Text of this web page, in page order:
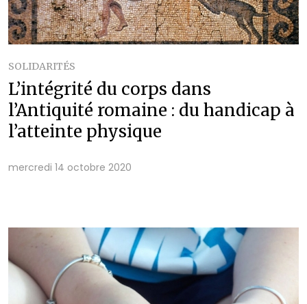
SOLIDARITÉS
L’intégrité du corps dans
l’Antiquité romaine : du handicap à
l’atteinte physique
mercredi 14 octobre 2020